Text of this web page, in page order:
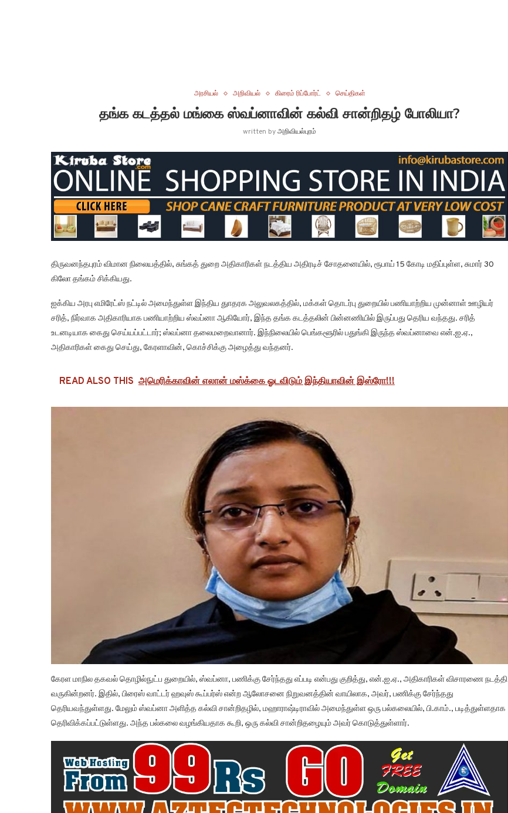
அரசியல் அறிவியல் கிரைம் ரிப்போர்ட் செய்திகள்
தங்க கடத்தல் மங்கை ஸ்வப்னாவின் கல்வி சான்றிதழ் போலியா?
written byஅறிவியல்புரம்
திருவனந்தபுரம் விமான நிலையத்தில், சுங்கத் துறை அதிகாரிகள் நடத்திய அதிரடிச் சோதனையில், ரூபாய் 15 கோடி மதிப்புள்ள, சுமார் 30
கிலோ தங்கம் சிக்கியது.
ஐக்கிய அரபு எமிரேட்ஸ் நட்டில் அமைந்துள்ள இந்திய துாதரக அலுவலகத்தில், மக்கள் தொடர்பு துறையில் பணியாற்றிய முன்னாள் ஊழியர்
சரித், நிர்வாக அதிகாரியாக பணியாற்றிய ஸ்வப்னா ஆகியோர், இந்த தங்க கடத்தலின் பின்னணியில் இருப்பது தெரிய வந்தது. சரித்
உடனடியாக கைது செய்யப்பட்டார்; ஸ்வப்னா தலைமறைவானார். இந்நிலையில் பெங்களூரில் பதுங்கி இருந்த ஸ்வப்னாவை என்.ஐ.ஏ.,
அதிகாரிகள் கைது செய்து, கேரளாவின், கொச்சிக்கு அழைத்து வந்தனர்.
READ ALSO THIS அமெரிக்காவின் எலான் மஸ்க்கை ஓடவிடும் இந்தியாவின் இஸ்ரோ!!!
கேரள மாநில தகவல் தொழில்நுட்ப துறையில், ஸ்வப்னா, பணிக்கு சேர்ந்தது எப்படி என்பது குறித்து, என்.ஐ.ஏ., அதிகாரிகள் விசாரணை நடத்தி
வருகின்றனர். இதில், பிரைஸ் வாட்டர் ஹவுஸ் கூப்பர்ஸ் என்ற ஆலோசனை நிறுவனத்தின் வாயிலாக, அவர், பணிக்கு சேர்ந்தது
தெரியவந்துள்ளது. மேலும் ஸ்வப்னா அளித்த கல்வி சான்றிதழில், மஹாராஷ்டிராவில் அமைந்துள்ள ஒரு பல்கலையில், பி.காம்., படித்துள்ளதாக
தெரிவிக்கப்பட்டுள்ளது. அந்த பல்கலை வழங்கியதாக கூறி, ஒரு கல்வி சான்றிதழையும் அவர் கொடுத்துள்ளார்.